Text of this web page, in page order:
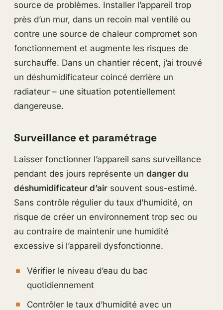
source de problèmes. Installer l’appareil trop
près d’un mur, dans un recoin mal ventilé ou
contre une source de chaleur compromet son
fonctionnement et augmente les risques de
surchauffe. Dans un chantier récent, j’ai trouvé
un déshumidificateur coincé derrière un
radiateur – une situation potentiellement
dangereuse.
Surveillance et paramétrage
Laisser fonctionner l’appareil sans surveillance
pendant des jours représente un danger du
déshumidificateur d’airsouvent sous-estimé.
Sans contrôle régulier du taux d’humidité, on
risque de créer un environnement trop sec ou
au contraire de maintenir une humidité
excessive si l’appareil dysfonctionne.
Vérifier le niveau d’eau du bac
quotidiennement
Contrôler le taux d’humidité avec un